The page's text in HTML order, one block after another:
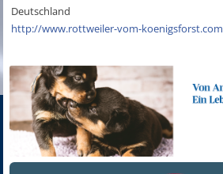
Deutschland
http://www.rottweiler-vom-koenigsforst.com